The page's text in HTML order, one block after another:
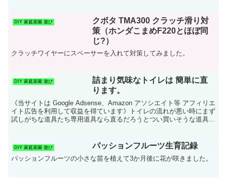
DIY 家庭菜園 遊び
クボタ TMA300 クラッチ滑り対
策（ホンダこまめF220とほぼ同
じ?）
クラッチワイヤーにスペーサーを入れて対策してみました。
DIY 家庭菜園 遊び
詰まり気味なトイレは 簡単に直
ります。
《当サイトは Google Adsense、Amazon アソシエイト等 アフィリエ
イト広告を利用して収益を得ています》トイレの流れが悪い時にまず
試しがちな道具たち専用道具なら直るだろうとつい買いそうな道具で
DIY 家庭菜園 遊び パッションフルーツ生育記録
パッションフルーツの小さな苗を植えて3か月後に花が咲きました。